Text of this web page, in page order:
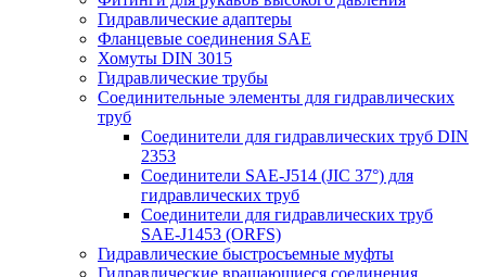
Гидравлические адаптеры
Фланцевые соединения SAE
Хомуты DIN 3015
Гидравлические трубы
Соединительные элементы для гидравлических
труб
Соединители для гидравлических труб DIN
2353
Соединители SAE-J514 (JIC 37°) для
гидравлических труб
Соединители для гидравлических труб
SAE-J1453 (ORFS)
Гидравлические быстросъемные муфты
Гидравлические вращающиеся соединения